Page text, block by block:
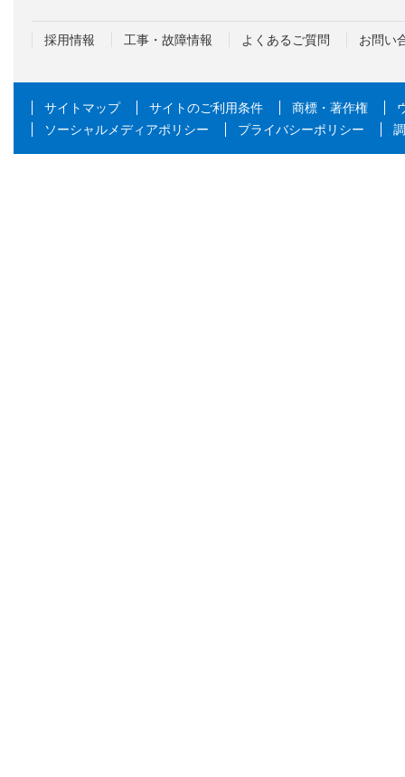
採用情報 工事・故障情報 よくあるご質問 お問い
サイトマップ サイトのご利用条件 商標・著作権
ソーシャルメディアポリシー
プライバシーポリシー